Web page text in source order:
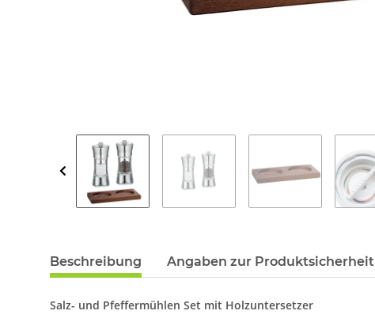
Beschreibung Angaben zur Produktsicherheit
Salz- und Pfeffermühlen Set mit Holzuntersetzer